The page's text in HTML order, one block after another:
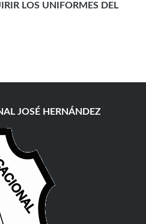
LOS UNIFORMES DEL
JOSÉ HERNÁNDEZ